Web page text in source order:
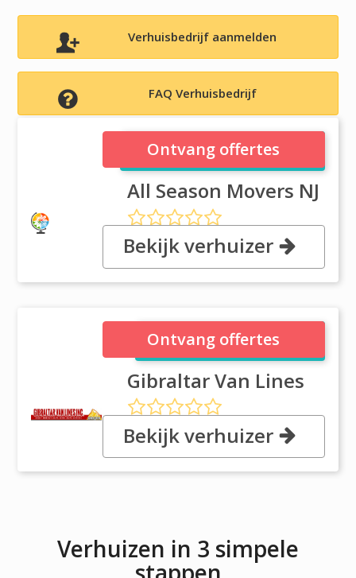
Verhuisbedrijf aanmelden
FAQ Verhuisbedrijf
All Season Movers NJ
All Season Movers NJ
909 Newark Tpke, NJ 07032
Kearny
Ontvang offertes
Bekijk verhuizer
Gibraltar Van Lines
Gibraltar Van Lines
909 Newark Turnpike, NJ 07032
Kearny
Ontvang offertes
Bekijk verhuizer
Verhuizen in 3 simpele